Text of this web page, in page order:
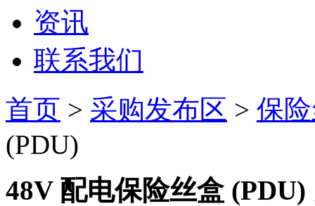
资讯
联系我们
首页 > 采购发布区 > 保
(PDU)
48V 配电保险丝盒 (PDU)